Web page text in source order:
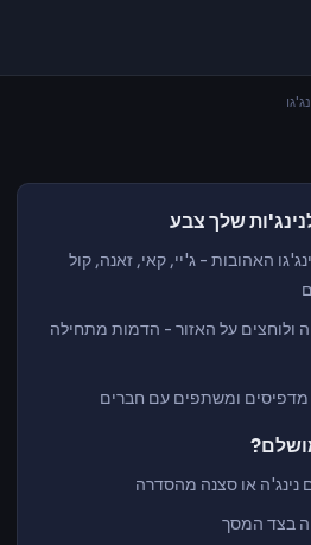
לנינג'ות שלך צבע
האהובות - ג'יי, קאי, זאנה, קול
על האזור - הדמות מתחילה
מדפיסים ומשתפים עם חברים
נינג'ה או סצנה מהסדרה
בצד המסך